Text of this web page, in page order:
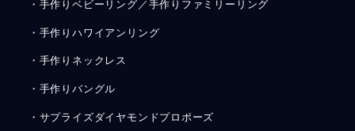
・手作りベビーリング／手作りファミリーリング
・手作りハワイアンリング
・手作りネックレス
・手作りバングル
・サプライズダイヤモンドプロポーズ